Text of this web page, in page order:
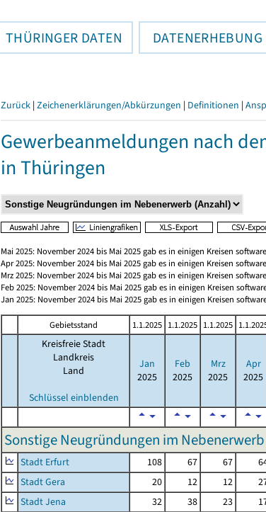
THÜRINGER DATEN DATENERHEBUNG
Zurück | Zeichenerklärungen/Abkürzungen | Definitionen |
Gewerbeanmeldungen nach
in Thüringen
Mai 2025: November 2024 bis Mai 2025 gab es in einigen Kreisen
Apr 2025: November 2024 bis Mai 2025 gab es in einigen Kreisen
Mrz 2025: November 2024 bis Mai 2025 gab es in einigen Kreisen
Feb 2025: November 2024 bis Mai 2025 gab es in einigen Kreisen
Jan 2025: November 2024 bis Mai 2025 gab es in einigen Kreisen
Gebietsstand 1.1.2025 1.1.2025 1.1.2025
Kreisfreie Stadt
Landkreis
Land
Schlüssel einblenden
Jan
2025
Feb
2025
Mrz
2025
Apr
2025
Sonstige Neugründungen im
Stadt Erfurt 108 67 67
Stadt Gera
20 12 12
Stadt Jena
32 38 23